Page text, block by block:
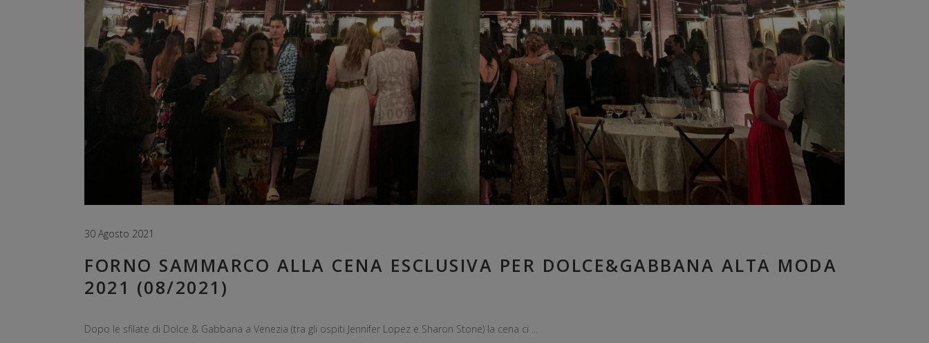
30 Agosto 2021
FORNO SAMMARCO ALLA CENA ESCLUSIVA PER DOLCE&GABBANA ALTA MODA
2021 (08/2021)
Dopo le sfilate di Dolce & Gabbana a Venezia (tra gli ospiti Jennifer Lopez e Sharon Stone) la cena ci